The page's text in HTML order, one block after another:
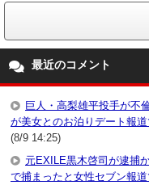
最近のコメント
巨人・高梨雄平投手が不
が美女とのお泊りデート報
(8/9 14:25)
元EXILE黒木啓司が逮捕
で捕まったと女性セブン報